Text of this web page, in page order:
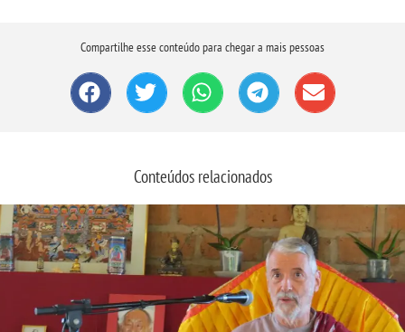
Compartilhe esse conteúdo para chegar a mais pessoas
Conteúdos relacionados